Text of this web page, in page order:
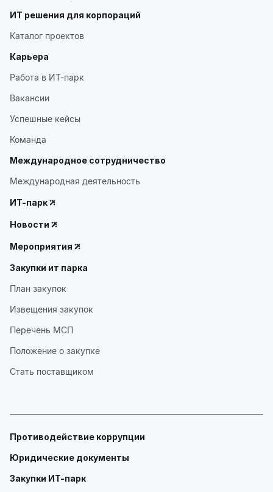
ИТ решения для корпораций
Каталог проектов
Карьера
Работа в ИТ-парк
Вакансии
Успешные кейсы
Команда
Международное сотрудничество
Международная деятельность
ИТ-парк
Новости
Мероприятия
Закупки ит парка
План закупок
Извещения закупок
Перечень МСП
Положение о закупке
Стать поставщиком
Противодействие коррупции
Юридические документы
Закупки ИТ-парк